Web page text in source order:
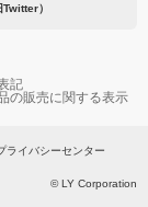
）
記
の販売に関する表示
ライバシーセンター
© LY Corporation